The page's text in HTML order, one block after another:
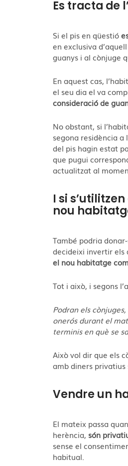
Es tracta de
Si el pis en qüestió
en exclusiva
guanys i al cònjuge
En aquest cas,
el seu dia el va
consideració de
No obstant, si
segona residència
del pis hagin estat
que pugui
actualitzat al
I si
nou
També podria
decideixi invertir els
el nou habitatge
Tot i això, i segons
Podran els
onerós durant el
terminis en què se
Això vol dir que els
amb diners privatius
Vendre un
El mateix passa
herència, són
sense el
habitual.